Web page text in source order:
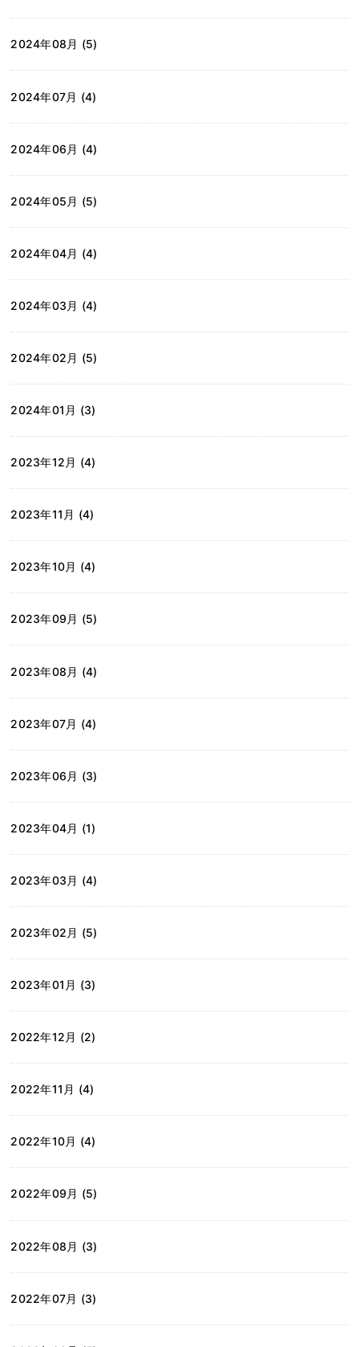
2024年08月 (5)
2024年07月 (4)
2024年06月 (4)
2024年05月 (5)
2024年04月 (4)
2024年03月 (4)
2024年02月 (5)
2024年01月 (3)
2023年12月 (4)
2023年11月 (4)
2023年10月 (4)
2023年09月 (5)
2023年08月 (4)
2023年07月 (4)
2023年06月 (3)
2023年04月 (1)
2023年03月 (4)
2023年02月 (5)
2023年01月 (3)
2022年12月 (2)
2022年11月 (4)
2022年10月 (4)
2022年09月 (5)
2022年08月 (3)
2022年07月 (3)